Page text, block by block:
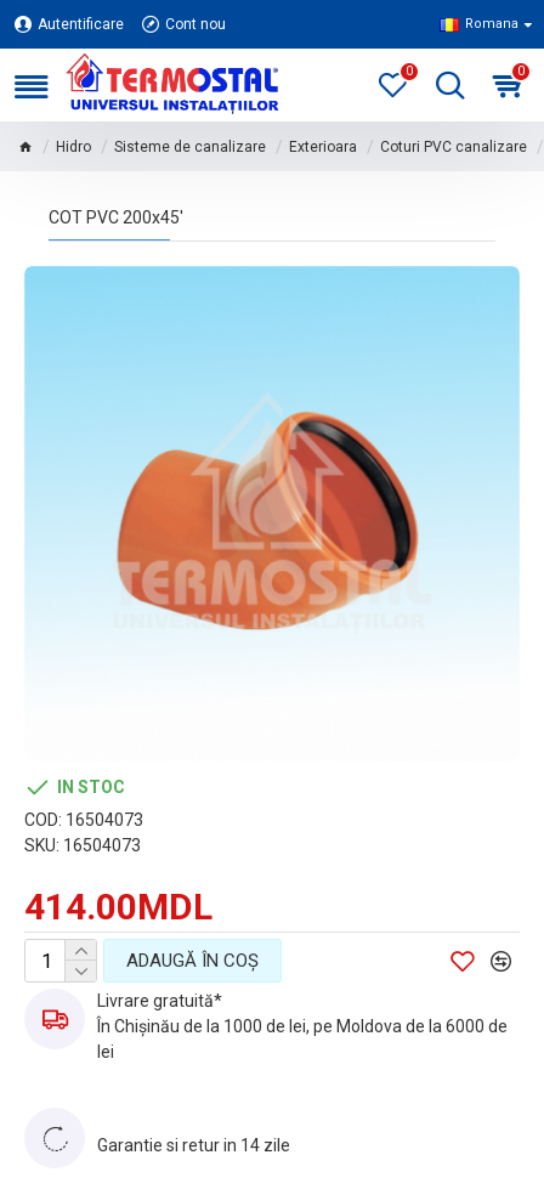
Autentificare Cont nou Romana
0 0
Hidro Sisteme de canalizare Exterioara Coturi PVC canalizare
COT PVC 200x45'
414.00MDL
IN STOC
COD: 16504073
SKU: 16504073
ADAUGĂ ÎN COŞ
Livrare gratuită*
În Chișinău de la 1000 de lei, pe Moldova de la 6000 de
lei
Garantie si retur in 14 zile